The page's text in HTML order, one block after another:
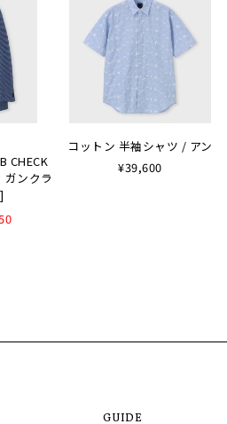
CHECK
ガンクラ
コットン 半袖シャツ / アン
¥39,600
GUIDE